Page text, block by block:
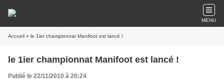
MENU
Accueil » le 1ier championnat Manifoot est lancé !
le 1ier championnat Manifoot est lancé !
Publié le 22/11/2010 à 20:24